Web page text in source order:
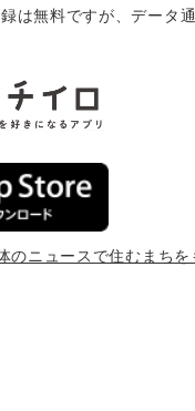
は無料ですが、データ
のニュースで住むまちを